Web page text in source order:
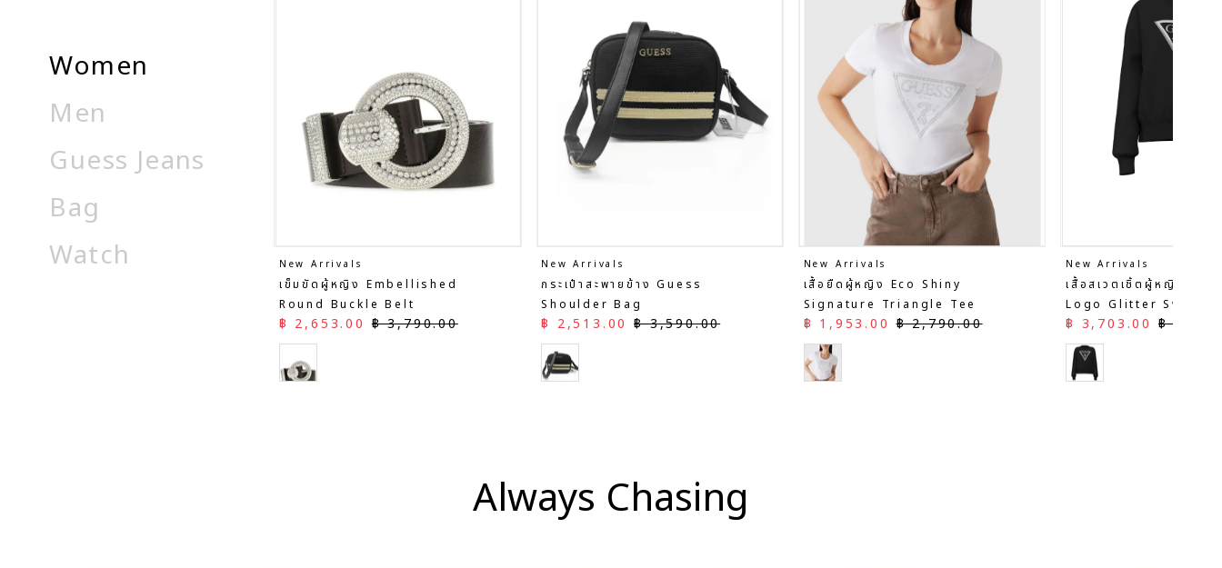
Women
Men
Guess Jeans
Bag
Watch
HUG THE EARTH
หมวก Camo baseball cap
ราคาลด
฿ 1,533.00 ราคาปกติ
฿ 2,190.00
HUG THE EARTH
เสื้อแจ๊คเก็ตผู้ชาย Guess
Jeans Nylon Bomber
Jacket
ราคาลด
฿ 6,013.00 ราคาปกติ
฿ 8,590.00
New Arrivals
เสื้อยืดผู้ชาย Printed T-
Shirt
ราคาลด
฿ 1,603.00 ราคาปกติ
฿ 2,290.00
New Arrivals
เสื้อโปโลผู้ชาย Striped
ราคาลด
฿ 4,193.00 ราคาปก
฿
Always Chasing